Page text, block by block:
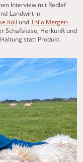
Interview mit Redlef
Landwirt in
Koll undThilo Metger-
Schafskäse, Herkunft und
statt Produkt.